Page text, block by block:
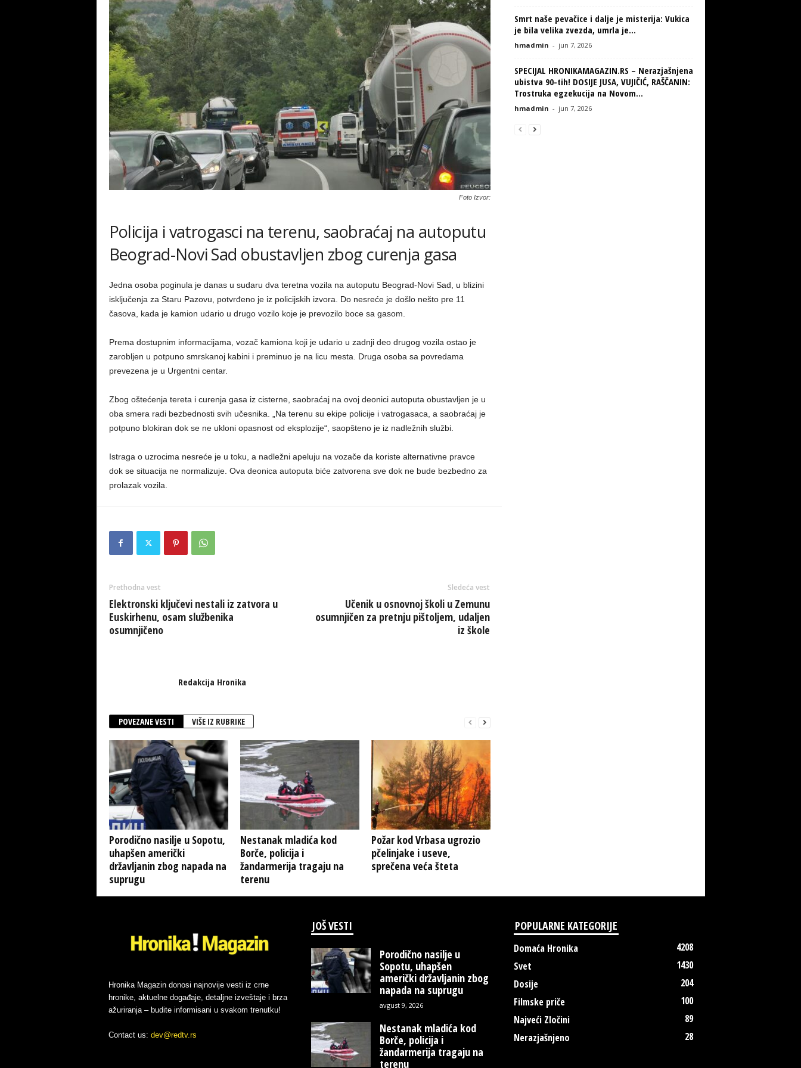
Foto Izvor:
Policija i vatrogasci na terenu, saobraćaj na autoputu
Beograd-Novi Sad obustavljen zbog curenja gasa
Jedna osoba poginula je danas u sudaru dva teretna vozila na autoputu Beograd-Novi Sad, u blizini
isključenja za Staru Pazovu, potvrđeno je iz policijskih izvora. Do nesreće je došlo nešto pre 11
časova, kada je kamion udario u drugo vozilo koje je prevozilo boce sa gasom.
Prema dostupnim informacijama, vozač kamiona koji je udario u zadnji deo drugog vozila ostao je
zarobljen u potpuno smrskanoj kabini i preminuo je na licu mesta. Druga osoba sa povredama
prevezena je u Urgentni centar.
Zbog oštećenja tereta i curenja gasa iz cisterne, saobraćaj na ovoj deonici autoputa obustavljen je u
oba smera radi bezbednosti svih učesnika. „Na terenu su ekipe policije i vatrogasaca, a saobraćaj je
potpuno blokiran dok se ne ukloni opasnost od eksplozije“, saopšteno je iz nadležnih službi.
Istraga o uzrocima nesreće je u toku, a nadležni apeluju na vozače da koriste alternativne pravce
dok se situacija ne normalizuje. Ova deonica autoputa biće zatvorena sve dok ne bude bezbedno za
prolazak vozila.
Prethodna vest
Elektronski ključevi nestali iz zatvora u
Euskirhenu, osam službenika
osumnjičeno
Sledeća vest
Učenik u osnovnoj školi u Zemunu
osumnjičen za pretnju pištoljem, udaljen
iz škole
Redakcija Hronika
POVEZANE VESTI VIŠE IZ RUBRIKE
Porodično nasilje u Sopotu,
uhapšen američki
državljanin zbog napada na
suprugu
Nestanak mladića kod
Borče, policija i
žandarmerija tragaju na
terenu
Požar kod Vrbasa ugrozio
pčelinjake i useve,
sprečena veća šteta
Smrt naše pevačice i dalje je misterija: Vukica
je bila velika zvezda, umrla je...
hmadmin - jun 7, 2026
SPECIJAL HRONIKAMAGAZIN.RS – Nerazjašnjena
ubistva 90-tih! DOSIJE JUSA, VUJIČIĆ, RAŠČANIN:
Trostruka egzekucija na Novom...
hmadmin - jun 7, 2026
Hronika Magazin donosi najnovije vesti iz crne
hronike, aktuelne događaje, detaljne izveštaje i brza
ažuriranja – budite informisani u svakom trenutku!
Contact us: dev@redtv.rs
JOŠ VESTI
Porodično nasilje u
Sopotu, uhapšen
američki državljanin zbog
napada na suprugu
avgust 9, 2026
Nestanak mladića kod
Borče, policija i
žandarmerija tragaju na
terenu
POPULARNE KATEGORIJE
Domaća Hronika
4208
Svet
1430
Dosije
204
Filmske priče
100
Najveći Zločini
89
Nerazjašnjeno
28